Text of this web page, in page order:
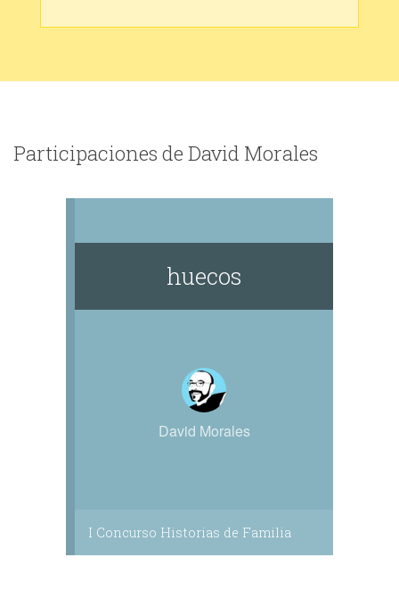
Participaciones de David Morales
huecos
David Morales
I Concurso Historias de Familia